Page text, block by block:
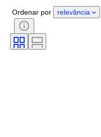
Certificação
Acessórios incluídos
Era
Ordenar por relevância